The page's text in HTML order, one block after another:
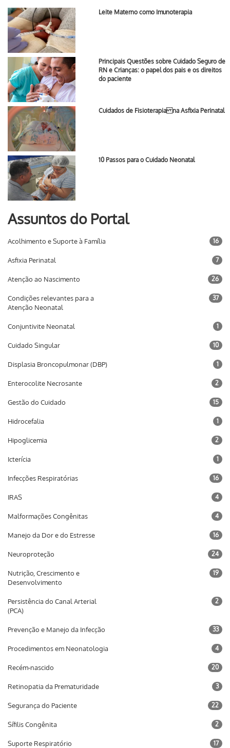
Leite Materno como Imunoterapia
Principais Questões sobre Cuidado Seguro de
RN e Crianças: o papel dos pais e os direitos
do paciente
Cuidados de Fisioterapia na Asfixia Perinatal
10 Passos para o Cuidado Neonatal
Assuntos do Portal
Acolhimento e Suporte à Família 16
Asfixia Perinatal 7
Atenção ao Nascimento 26
Condições relevantes para a
Atenção Neonatal
37
Conjuntivite Neonatal 1
Cuidado Singular 10
Displasia Broncopulmonar (DBP) 1
Enterocolite Necrosante 2
Gestão do Cuidado 15
Hidrocefalia 1
Hipoglicemia 2
Icterícia 1
Infecções Respiratórias 16
IRAS 4
Malformações Congênitas 4
Manejo da Dor e do Estresse 16
Neuroproteção 24
Nutrição, Crescimento e
Desenvolvimento
19
Persistência do Canal Arterial
(PCA)
2
Prevenção e Manejo da Infecção 33
Procedimentos em Neonatologia 4
Recém-nascido 20
Retinopatia da Prematuridade 3
Segurança do Paciente 22
Sífilis Congênita 2
Suporte Respiratório 17